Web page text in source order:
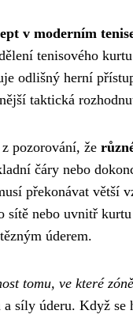
v moderním
tenisového
odlišný herní
taktická
pozorování, že
čáry nebo
překonávat větší
nebo uvnitř
úderem.
tomu, ve které
síly úderu. Když